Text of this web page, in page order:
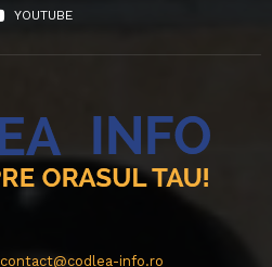
YOUTUBE
contact@codlea-info.ro